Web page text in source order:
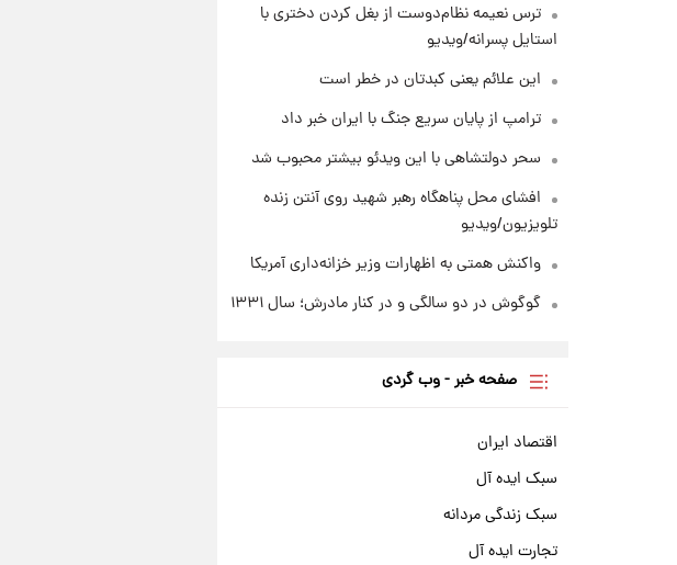
ترس نعیمه نظام‌دوست از بغل کردن دختری با
استایل پسرانه/ویدیو
این علائم یعنی کبدتان در خطر است
ترامپ از پایان سریع جنگ با ایران خبر داد
سحر دولتشاهی با این ویدئو بیشتر محبوب شد
افشای محل پناهگاه‌ رهبر شهید روی آنتن زنده
تلویزیون/ویدیو
واکنش همتی به اظهارات وزیر خزانه‌داری آمریکا
گوگوش در دو سالگی و در کنار مادرش؛ سال ۱۳۳۱
صفحه خبر - وب گردی
اقتصاد ایران
سبک ایده آل
سبک زندگی مردانه
تجارت ایده آل